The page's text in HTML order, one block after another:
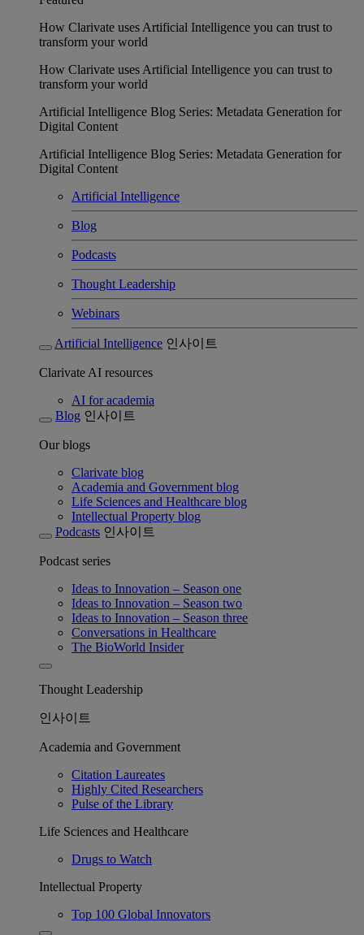
How Clarivate uses Artificial Intelligence you can trust to
transform your world
How Clarivate uses Artificial Intelligence you can trust to
transform your world
Artificial Intelligence Blog Series: Metadata Generation for
Digital Content
Artificial Intelligence Blog Series: Metadata Generation for
Digital Content
Artificial Intelligence
Blog
Podcasts
Thought Leadership
Webinars
Artificial Intelligence 인사이트
Clarivate AI resources
AI for academia
Blog 인사이트
Our blogs
Clarivate blog
Academia and Government blog
Life Sciences and Healthcare blog
Intellectual Property blog
Podcasts 인사이트
Podcast series
Ideas to Innovation – Season one
Ideas to Innovation – Season two
Ideas to Innovation – Season three
Conversations in Healthcare
The BioWorld Insider
Thought Leadership
인사이트
Academia and Government
Citation Laureates
Highly Cited Researchers
Pulse of the Library
Life Sciences and Healthcare
Drugs to Watch
Intellectual Property
Top 100 Global Innovators